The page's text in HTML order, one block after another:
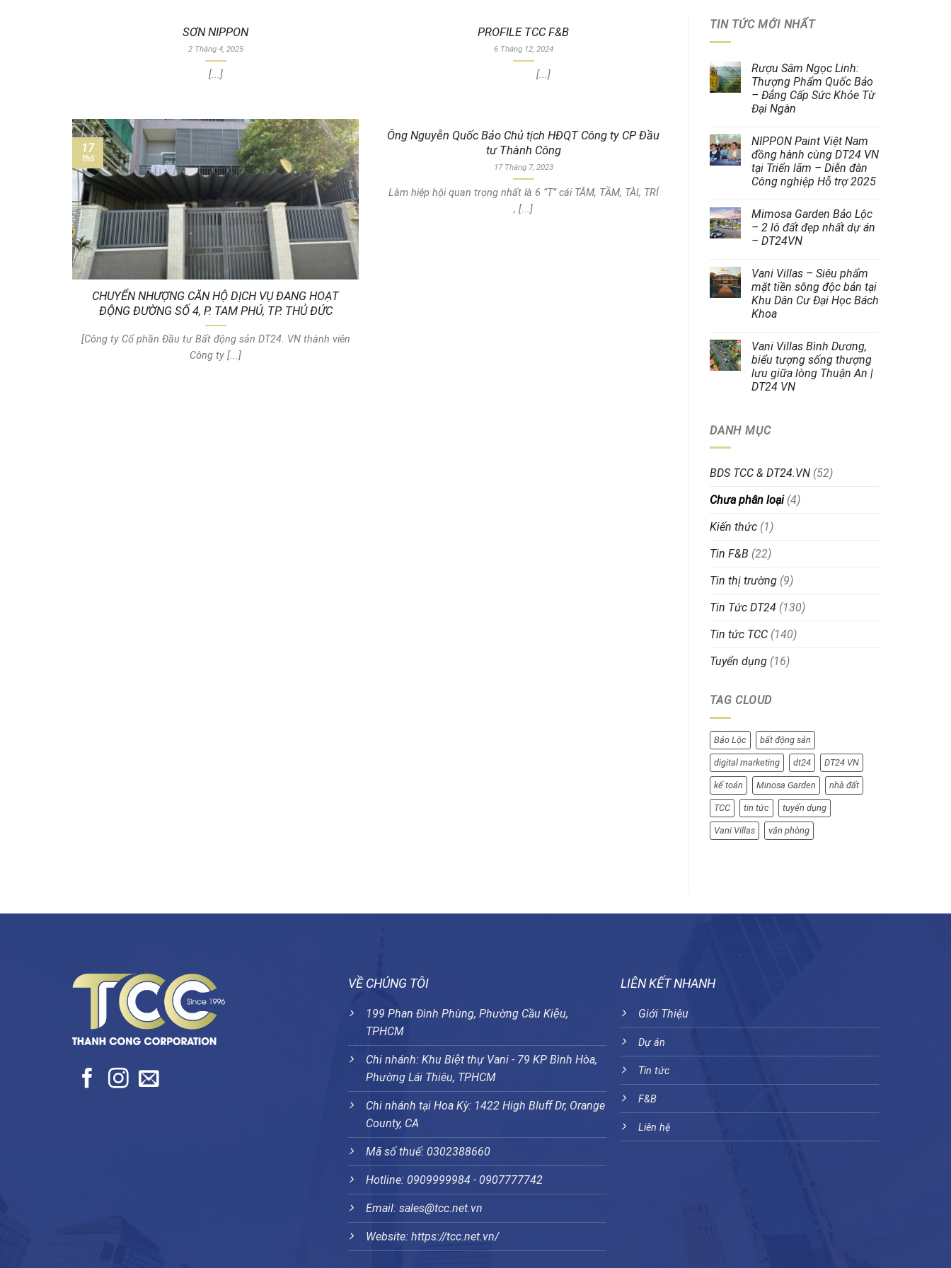
SƠN NIPPON
2 Tháng 4, 2025
[...]
PROFILE TCC F&B
6 Tháng 12, 2024
[...]
CHUYỂN NHƯỢNG CĂN HỘ DỊCH VỤ ĐANG HOẠT
ĐỘNG ĐƯỜNG SỐ 4, P. TAM PHÚ, TP. THỦ ĐỨC
[Công ty Cổ phần Đầu tư Bất động sản DT24. VN thành viên
Công ty [...]
17
Th5
Ông Nguyễn Quốc Bảo Chủ tịch HĐQT Công ty CP Đầu
tư Thành Công
17 Tháng 7, 2023
Làm hiệp hội quan trọng nhất là 6 “T” cái TÂM, TẦM, TÀI, TRÍ
, [...]
TIN TỨC MỚI NHẤT
Rượu Sâm Ngọc Linh:
Thượng Phẩm Quốc Bảo
– Đẳng Cấp Sức Khỏe Từ
Đại Ngàn
NIPPON Paint Việt Nam
đồng hành cùng DT24 VN
tại Triển lãm – Diễn đàn
Công nghiệp Hỗ trợ 2025
Mimosa Garden Bảo Lộc
– 2 lô đất đẹp nhất dự án
– DT24VN
Vani Villas – Siêu phẩm
mặt tiền sông độc bản tại
Khu Dân Cư Đại Học Bách
Khoa
Vani Villas Bình Dương,
biểu tượng sống thượng
lưu giữa lòng Thuận An |
DT24 VN
DANH MỤC
BDS TCC & DT24.VN (52)
Chưa phân loại(4)
Kiến thức (1)
Tin F&B (22)
Tin thị trường (9)
Tin Tức DT24 (130)
Tin tức TCC (140)
Tuyển dụng (16)
TAG CLOUD
Bảo Lộc bất động sản
digital marketing dt24 DT24 VN
kế toán Minosa Garden nhà đất
TCC tin tức tuyển dụng
Vani Villas văn phòng
VỀ CHÚNG TÔI
199 Phan Đình Phùng, Phường Cầu Kiệu,
TPHCM
Chi nhánh: Khu Biệt thự Vani - 79 KP Bình Hòa,
Phường Lái Thiêu, TPHCM
Chi nhánh tại Hoa Kỳ: 1422 High Bluff Dr, Orange
County, CA
Mã số thuế: 0302388660
Hotline: 0909999984 - 0907777742
Email: sales@tcc.net.vn
Website: https://tcc.net.vn/
LIÊN KẾT NHANH
Giới Thiệu
Dự án
Tin tức
F&B
Liên hệ